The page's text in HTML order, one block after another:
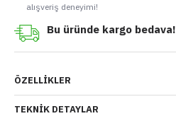
alışveriş deneyimi!
ÖZELLIKLER
TEKNIK DETAYLAR
Bu üründe kargo bedava!